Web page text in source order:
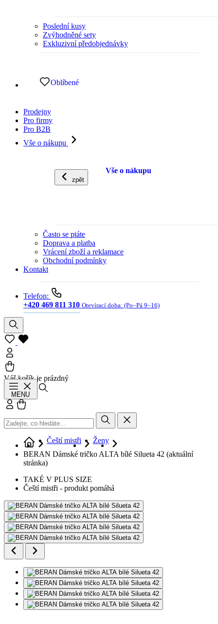
Poslední kusy
Zvýhodněné sety
Exkluzivní předobjednávky
Oblíbené
Prodejny
Pro firmy
Pro B2B
Vše o nákupu
zpět
Vše o nákupu
Často se ptáte
Doprava a platba
Vrácení zboží a reklamace
Obchodní podmínky
Kontakt
Telefon:
+420 469 811 310 Otevírací doba: (Po–Pá 9–16)
Váš košík je prázdný
MENU
Přihlásit se
Čeští mistři
Ženy
BERAN Dámské tričko ALTA bílé Silueta 42 (aktuální
stránka)
TAKÉ V PLUS SIZE
Čeští mistři - produkt pomáhá